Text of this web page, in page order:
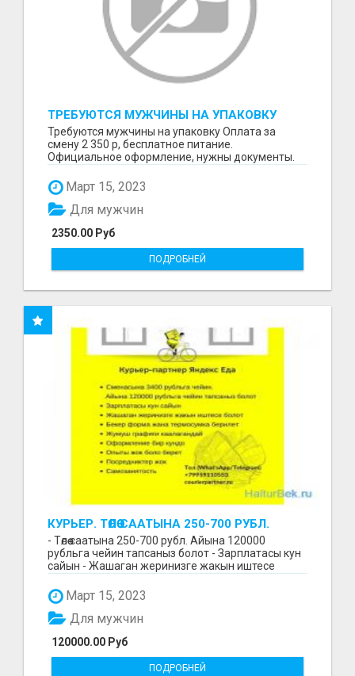
ТРЕБУЮТСЯ МУЖЧИНЫ НА УПАКОВКУ
Требуются мужчины на упаковку Оплата за
смену 2 350 р, бесплатное питание.
Официальное оформление, нужны документы.
Март 15, 2023
2350.00 Руб
Для мужчин
ПОДРОБНЕЙ
КУРЬЕР. ТӨЛӨӨ СААТЫНА 250-700 РУБЛ.
ЖУМУШ ГРАФИГИ СВОБОДНЫЙ. БЕЗ
ОПЫТА АЛАБЫЗ. ҮЙДҮН ЖАНЫНДА.
- Төлөө саатына 250-700 рубл. Айына 120000
рубльга чейин тапсаныз болот - Зарплатасы кун
сайын - Жашаган жеринизге жакын иштесе
Март 15, 2023
120000.00 Руб
Для мужчин
ПОДРОБНЕЙ